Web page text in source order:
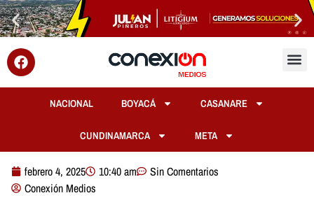
NACIONAL BOYACÁ CASANARE
CUNDINAMARCA META
febrero 4, 2025 10:40 am
Sin Comentarios
Conexión Medios